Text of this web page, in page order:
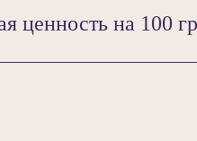
ценность на 100